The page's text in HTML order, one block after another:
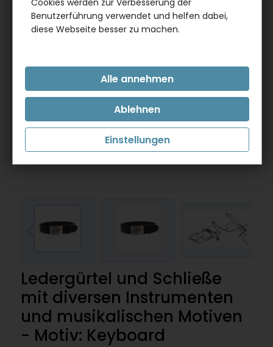
Ledergürtel und Schließe
mit diversen Instrumenten
und musikalischen Motiven
- Motiv: Keyboard
Cookies werden zur Verbesserung der
Benutzerführung verwendet und helfen dabei,
diese Webseite besser zu machen.
Einstellungen